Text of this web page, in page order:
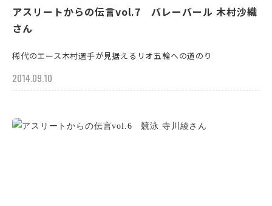
アスリートからの伝言vol.7 バレーバール 木村沙織
さん
稀代のエース木村選手が見据えるリオ五輪への道のり
2014.09.10